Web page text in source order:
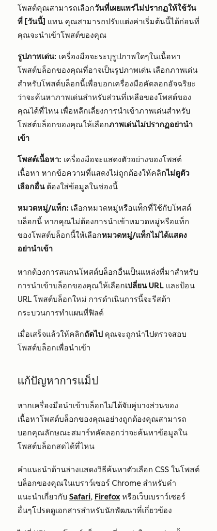
โพสต์คุณสามารถเลือกวันที่เผยแพร่ไม่ปรากฏให้ใช้วัน
ที่ [วันนี้] แทน คุณสามารถปรับแต่งค่าเริ่มต้นนี้ได้ก่อนที่
คุณจะนำเข้าโพสต์ของคุณ
รูปภาพเด่น: เครื่องมือจะระบุรูปภาพใดๆในเนื้อหา
โพสต์บล็อกของคุณที่อาจเป็นรูปภาพเด่น เลือกภาพเด่น
สำหรับโพสต์บล็อกนี้เพื่อบอกเครื่องมือคัดลอกอัจฉริยะ
ว่าจะค้นหาภาพเด่นสำหรับส่วนที่เหลือของโพสต์ของ
คุณได้ที่ไหน เพื่อหลีกเลี่ยงการนำเข้าภาพเด่นสำหรับ
โพสต์บล็อกของคุณให้เลือกภาพเด่นไม่ปรากฏอย่านำ
เข้า
โพสต์เนื้อหา: เครื่องมือจะแสดงตัวอย่างของโพสต์
เนื้อหา หากข้อความที่แสดงไม่ถูกต้องให้คลิกไม่ดูตัว
เลือกอื่นต้องใส่ข้อมูลในช่องนี้
หมวดหมู่/แท็ก: เลือกหมวดหมู่หรือแท็กที่ใช้กับโพสต์
บล็อกนี้ หากคุณไม่ต้องการนำเข้าหมวดหมู่หรือแท็ก
ของโพสต์บล็อกนี้ให้เลือกหมวดหมู่/แท็กไม่ได้แสดง
อย่านำเข้า
หากต้องการสแกนโพสต์บล็อกอื่นเป็นแหล่งที่มาสำหรับ
การนำเข้าบล็อกของคุณให้เลือกเปลี่ยน URL และป้อน
URL โพสต์บล็อกใหม่ การดำเนินการนี้จะรีสต้า
กระบวนการทำแผนที่ฟิลด์
เมื่อเสร็จแล้วให้คลิกถัดไป คุณจะถูกนำไปตรวจสอบ
โพสต์บล็อกเพื่อนำเข้า
แก้ปัญหาการแม็ป
หากเครื่องมือนำเข้าบล็อกไม่ได้จับคู่บางส่วนของ
เนื้อหาโพสต์บล็อกของคุณอย่างถูกต้องคุณสามารถ
บอกคุณลักษณะสมาร์ทคัดลอกว่าจะค้นหาข้อมูลใน
โพสต์บล็อกสดได้ที่ไหน
คำแนะนำด้านล่างแสดงวิธีค้นหาตัวเลือก CSS ในโพสต์
บล็อกของคุณในเบราว์เซอร์ Chrome สำหรับคำ
แนะนำเกี่ยวกับ Safari, Firefox หรือเว็บเบราว์เซอร์
อื่นๆโปรดดูเอกสารสำหรับนักพัฒนาที่เกี่ยวข้อง